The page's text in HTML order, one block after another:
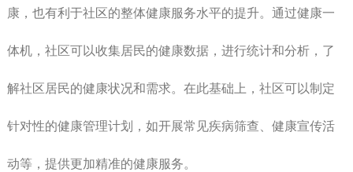
康，也有利于社区的整体健康服务水平的提升。通过健康一
体机，社区可以收集居民的健康数据，进行统计和分析，了
解社区居民的健康状况和需求。在此基础上，社区可以制定
针对性的健康管理计划，如开展常见疾病筛查、健康宣传活
动等，提供更加精准的健康服务。